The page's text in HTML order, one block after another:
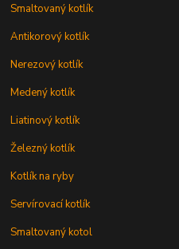
Smaltovaný kotlík
Antikorový kotlík
Nerezový kotlík
Medený kotlík
Liatinový kotlík
Železný kotlík
Kotlík na ryby
Servírovací kotlík
Smaltovaný kotol